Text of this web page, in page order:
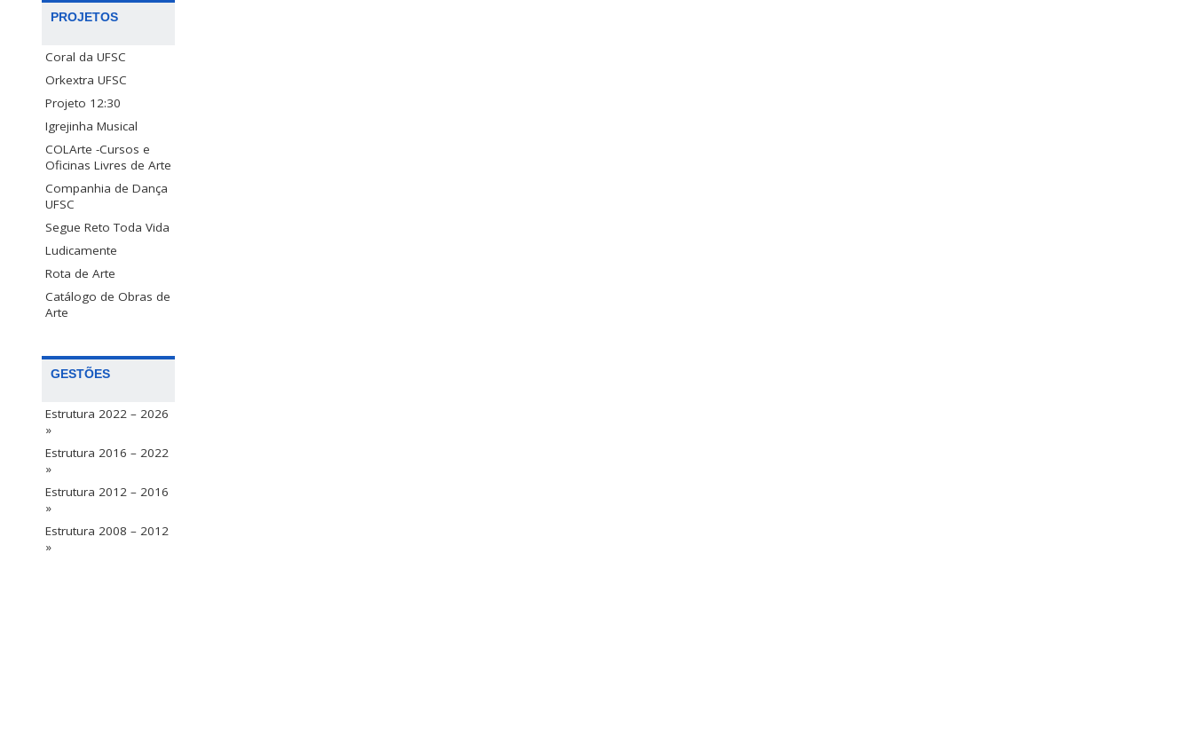
PROJETOS
Coral da UFSC
Orkextra UFSC
Projeto 12:30
Igrejinha Musical
COLArte -Cursos e
Oficinas Livres de Arte
Companhia de Dança
UFSC
Segue Reto Toda Vida
Ludicamente
Rota de Arte
Catálogo de Obras de
Arte
GESTÕES
Estrutura 2022 – 2026
»
Estrutura 2016 – 2022
»
Estrutura 2012 – 2016
»
Estrutura 2008 – 2012
»